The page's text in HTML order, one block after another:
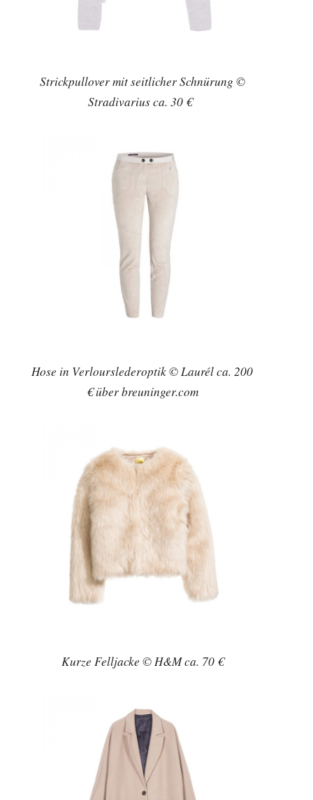
Strickpullover mit seitlicher Schnürung ©
Stradivarius ca. 30 €
Hose in Verlourslederoptik © Laurél ca. 200
€ über breuninger.com
Kurze Felljacke © H&M ca. 70 €